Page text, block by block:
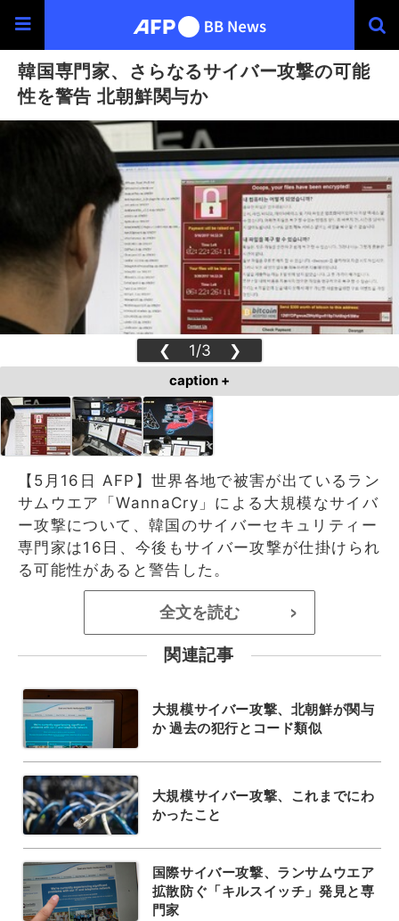
韓国専門家、さらなるサイバー攻撃の可能
性を警告 北朝鮮関与か
❮ 1/3 ❯
caption +
【5月16日 AFP】世界各地で被害が出ているラン
サムウエア「WannaCry」による大規模なサイバ
ー攻撃について、韓国のサイバーセキュリティー
専門家は16日、今後もサイバー攻撃が仕掛けられ
る可能性があると警告した。
全文を読む >
関連記事
大規模サイバー攻撃、北朝鮮が関与
か 過去の犯行とコード類似
大規模サイバー攻撃、これまでにわ
かったこと
国際サイバー攻撃、ランサムウエア
拡散防ぐ「キルスイッチ」発見と専
門家